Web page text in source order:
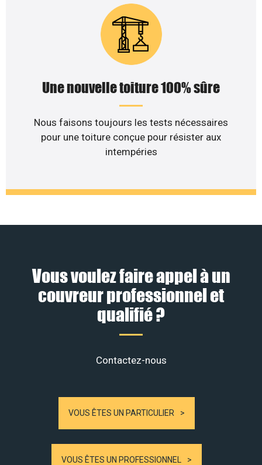
Une nouvelle toiture 100% sûre
Nous faisons toujours les tests nécessaires
pour une toiture conçue pour résister aux
intempéries
Vous voulez faire appel à un
couvreur professionnel et
qualifié ?
Contactez-nous
VOUS ÊTES UN PARTICULIER
VOUS ÊTES UN PROFESSIONNEL